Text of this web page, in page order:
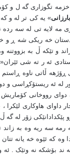
خزمه تگوزاری گه ل و
» یه کی تر له و که
مه لایه تی له سه رده
خه ریکی شه ڕ و
دابه زاند و تێکه ڵ به
ئه ر ته شی ئێران«
ڕۆژهه ڵاتی ناوه
له ئه ریستۆکڕاسی و
دوای رووخانی
هاوکاری لێکرا ،
زۆر له گه
رمه سه ریه وه به زاند
که ئێوه خه یانه
ند بۆشکه نه وتێک .